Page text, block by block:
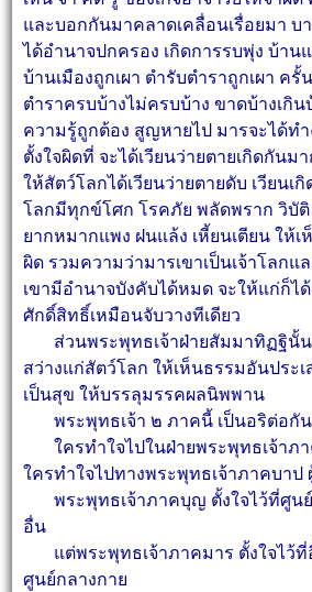
และบอกกันมาคลาดเคลื่อนเรื่อยมา บ
ได้อำนาจปกครอง เกิดการรบพุ่ง บ้า
บ้านเมืองถูกเผา ตำรับตำราถูกเผา ค
ตำราครบบ้างไม่ครบบ้าง ขาดบ้างเกิ
ความรู้ถูกต้อง สูญหายไป มารจะได้ท
ตั้งใจผิดที่ จะได้เวียนว่ายตายเกิดกันม
ให้สัตว์โลกได้เวียนว่ายตายดับ เวียนเ
โลกมีทุกข์โศก โรคภัย พลัดพราก วิบั
ยากหมากแพง ฝนแล้ง เหี้ยนเตียน ให้เ
ผิด รวมความว่ามารเขาเป็นเจ้าโลกแ
เขามีอำนาจบังคับได้หมด จะให้แก่ก็ไ
ศักดิ์สิทธิ์เหมือนจับวางทีเดียว
ส่วนพระพุทธเจ้าฝ่ายสัมมาทิฏฐินั้
สว่างแก่สัตว์โลก ให้เห็นธรรมอันประเ
เป็นสุข ให้บรรลุมรรคผลนิพพาน
พระพุทธเจ้า ๒ ภาคนี้ เป็นอริต่อกัน
ใครทำใจไปในฝ่ายพระพุทธเจ้าภ
ใครทำใจไปทางพระพุทธเจ้าภาคบาป
พระพุทธเจ้าภาคบุญ ตั้งใจไว้ที่ศูนย์
อื่น
แต่พระพุทธเจ้าภาคมาร ตั้งใจไว้ที่
ศูนย์กลางกาย